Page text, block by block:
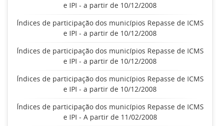
e IPI - a partir de 10/12/2008
Índices de participação dos municípios Repasse de ICMS
e IPI - a partir de 10/12/2008
Índices de participação dos municípios Repasse de ICMS
e IPI - a partir de 10/12/2008
Índices de participação dos municípios Repasse de ICMS
e IPI - a partir de 10/12/2008
Índices de participação dos municípios Repasse de ICMS
e IPI - A partir de 11/02/2008